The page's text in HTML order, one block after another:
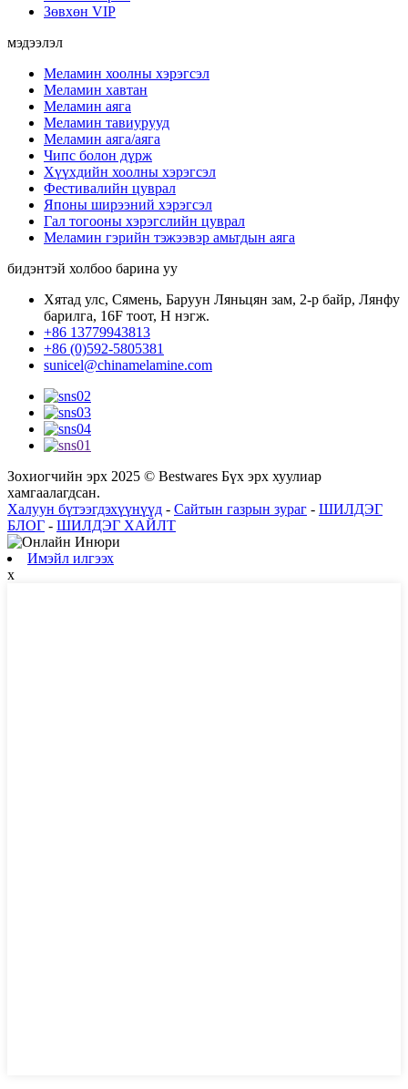
Зөвхөн VIP
мэдээлэл
Меламин хоолны хэрэгсэл
Меламин хавтан
Меламин аяга
Меламин тавиурууд
Меламин аяга/аяга
Чипс болон дүрж
Хүүхдийн хоолны хэрэгсэл
Фестивалийн цуврал
Японы ширээний хэрэгсэл
Гал тогооны хэрэгслийн цуврал
Меламин гэрийн тэжээвэр амьтдын аяга
бидэнтэй холбоо барина уу
Хятад улс, Сямень, Баруун Ляньцян зам, 2-р байр, Лянфу
барилга, 16F тоот, H нэгж.
+86 13779943813
+86 (0)592-5805381
sunicel@chinamelamine.com
Зохиогчийн эрх 2025 © Bestwares Бүх эрх хуулиар
хамгаалагдсан.
Халуун бүтээгдэхүүнүүд - Сайтын газрын зураг - ШИЛДЭГ
БЛОГ - ШИЛДЭГ ХАЙЛТ
Имэйл илгээх
x